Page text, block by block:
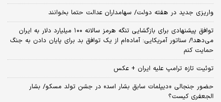
واریزی جدید در هفته دولت/ سهامداران عدالت حتما بخوانند
توافق پیشنهادی برای بازگشایی تنگه هرمز سالانه ۱۰۰ میلیارد دلار به ایران
می‌دهد!/ سناتور آمریکایی: آماده‌ام از یک توافق بد برای پایان دادن به جنگ
حمایت کنم
توئیت تازه ترامپ علیه ایران + عکس
حضور جنجالی «دیپلمات سابق بشار اسد» در جشن تولد مسکو/ بشار
الجعفری کیست؟